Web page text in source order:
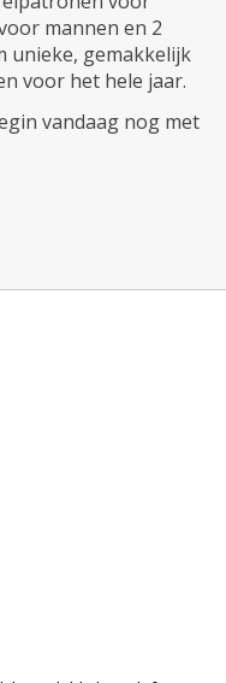
mannen en 2
unieke, gemakkelijk
voor het hele jaar.
vandaag nog met